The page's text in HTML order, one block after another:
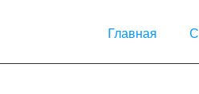
Главная